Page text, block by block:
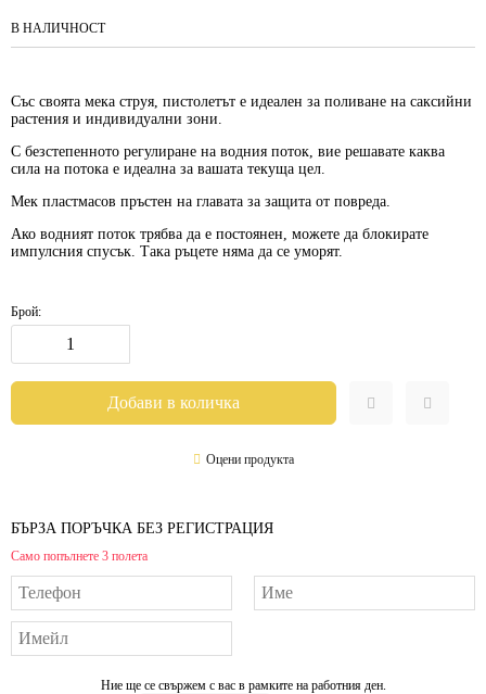
В НАЛИЧНОСТ
Със своята мека струя, пистолетът е идеален за поливане на саксийни
растения и индивидуални зони.
С безстепенното регулиране на водния поток, вие решавате каква
сила на потока е идеална за вашата текуща цел.
Мек пластмасов пръстен на главата за защита от повреда.
Ако водният поток трябва да е постоянен, можете да блокирате
импулсния спусък. Така ръцете няма да се уморят.
Брой:
Оцени продукта
БЪРЗА ПОРЪЧКА БЕЗ РЕГИСТРАЦИЯ
Само попълнете 3 полета
Ние ще се свържем с вас в рамките на работния ден.